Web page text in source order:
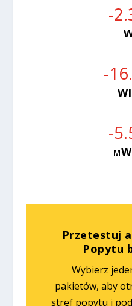
-
-
-
Przetestuj
Popytu
Wybierz
pakietów, aby
stref popytu i